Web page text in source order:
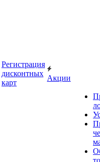
Регистрация
дисконтных
карт
Акции